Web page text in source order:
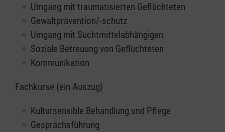
Umgang mit traumatisierten Geflüchteten
Gewaltprävention/-schutz
Umgang mit Suchtmittelabhängigen
Soziale Betreuung von Geflüchteten
Kommunikation
Fachkurse (ein Auszug)
Kultursensible Behandlung und Pflege
Gesprächsführung